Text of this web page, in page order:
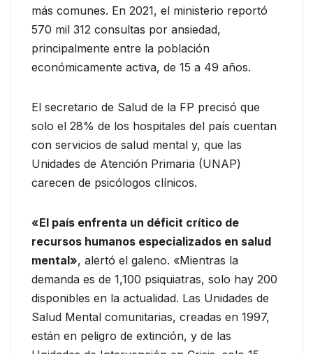
más comunes. En 2021, el ministerio reportó
570 mil 312 consultas por ansiedad,
principalmente entre la población
económicamente activa, de 15 a 49 años.
El secretario de Salud de la FP precisó que
solo el 28% de los hospitales del país cuentan
con servicios de salud mental y, que las
Unidades de Atención Primaria (UNAP)
carecen de psicólogos clínicos.
«El país enfrenta un déficit crítico de
recursos humanos especializados en salud
mental», alertó el galeno. «Mientras la
demanda es de 1,100 psiquiatras, solo hay 200
disponibles en la actualidad. Las Unidades de
Salud Mental comunitarias, creadas en 1997,
están en peligro de extinción, y de las